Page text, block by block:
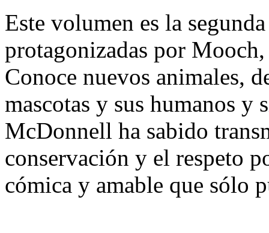
Este volumen es la
protagonizadas por
Conoce nuevos animales,
mascotas y sus humanos y
McDonnell ha sabido
conservación y el respeto
cómica y amable que sólo